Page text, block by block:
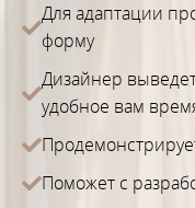
Для адаптации
форму
Дизайнер
удобное вам
Поможет с